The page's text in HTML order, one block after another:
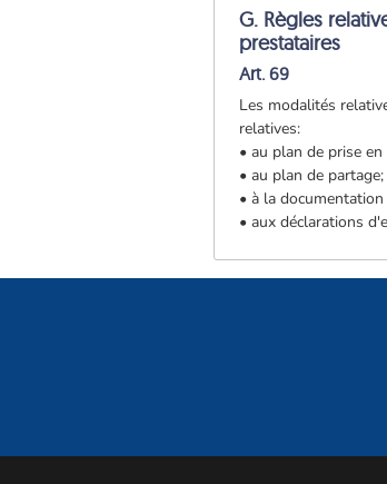
G. Règles
prestataires
Art. 69
Les modalités
relatives:
• au plan de prise en
• au plan de partage;
• à la
• aux déclarations